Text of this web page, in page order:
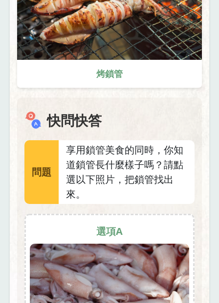
烤鎖管
快問快答
問題
享用鎖管美食的同時，你知
道鎖管長什麼樣子嗎？請點
選以下照片，把鎖管找出
來。
選項A